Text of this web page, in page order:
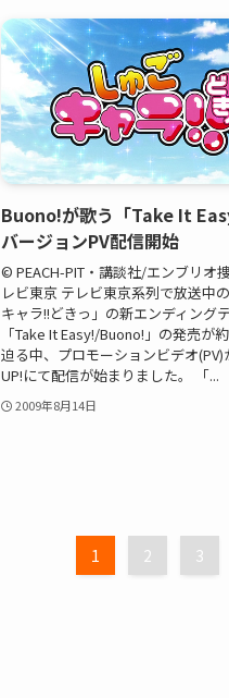
Buono!が歌う「Take It
バージョンPV配信開始
© PEACH-PIT・講談社/エンブリオ
レビ東京 テレビ東京系列で放送中
キャラ!!どきっ」の新エンディング
「Take It Easy!/Buono!」の発売が
迫る中、プロモーションビデオ(PV)
UP!にて配信が始まりました。 「...
2009年8月14日
1 2 3